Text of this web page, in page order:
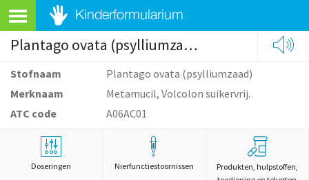
Plantago ovata (psylliumzaad)
Stofnaam
Plantago ovata (psylliumzaad)
Merknaam
Metamucil, Volcolon suikervrij.
ATC code
A06AC01
Doseringen Nierfunctiestoornissen
Produkten, hulpstoffen,